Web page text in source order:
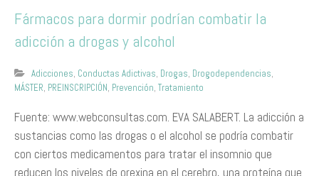
Fármacos para dormir podrían combatir la
adicción a drogas y alcohol
Adicciones, Conductas Adictivas, Drogas, Drogodependencias,
MÁSTER, PREINSCRIPCIÓN, Prevención, Tratamiento
Fuente: www.webconsultas.com. EVA SALABERT. La adicción a
sustancias como las drogas o el alcohol se podría combatir
con ciertos medicamentos para tratar el insomnio que
reducen los niveles de orexina en el cerebro, una proteína que